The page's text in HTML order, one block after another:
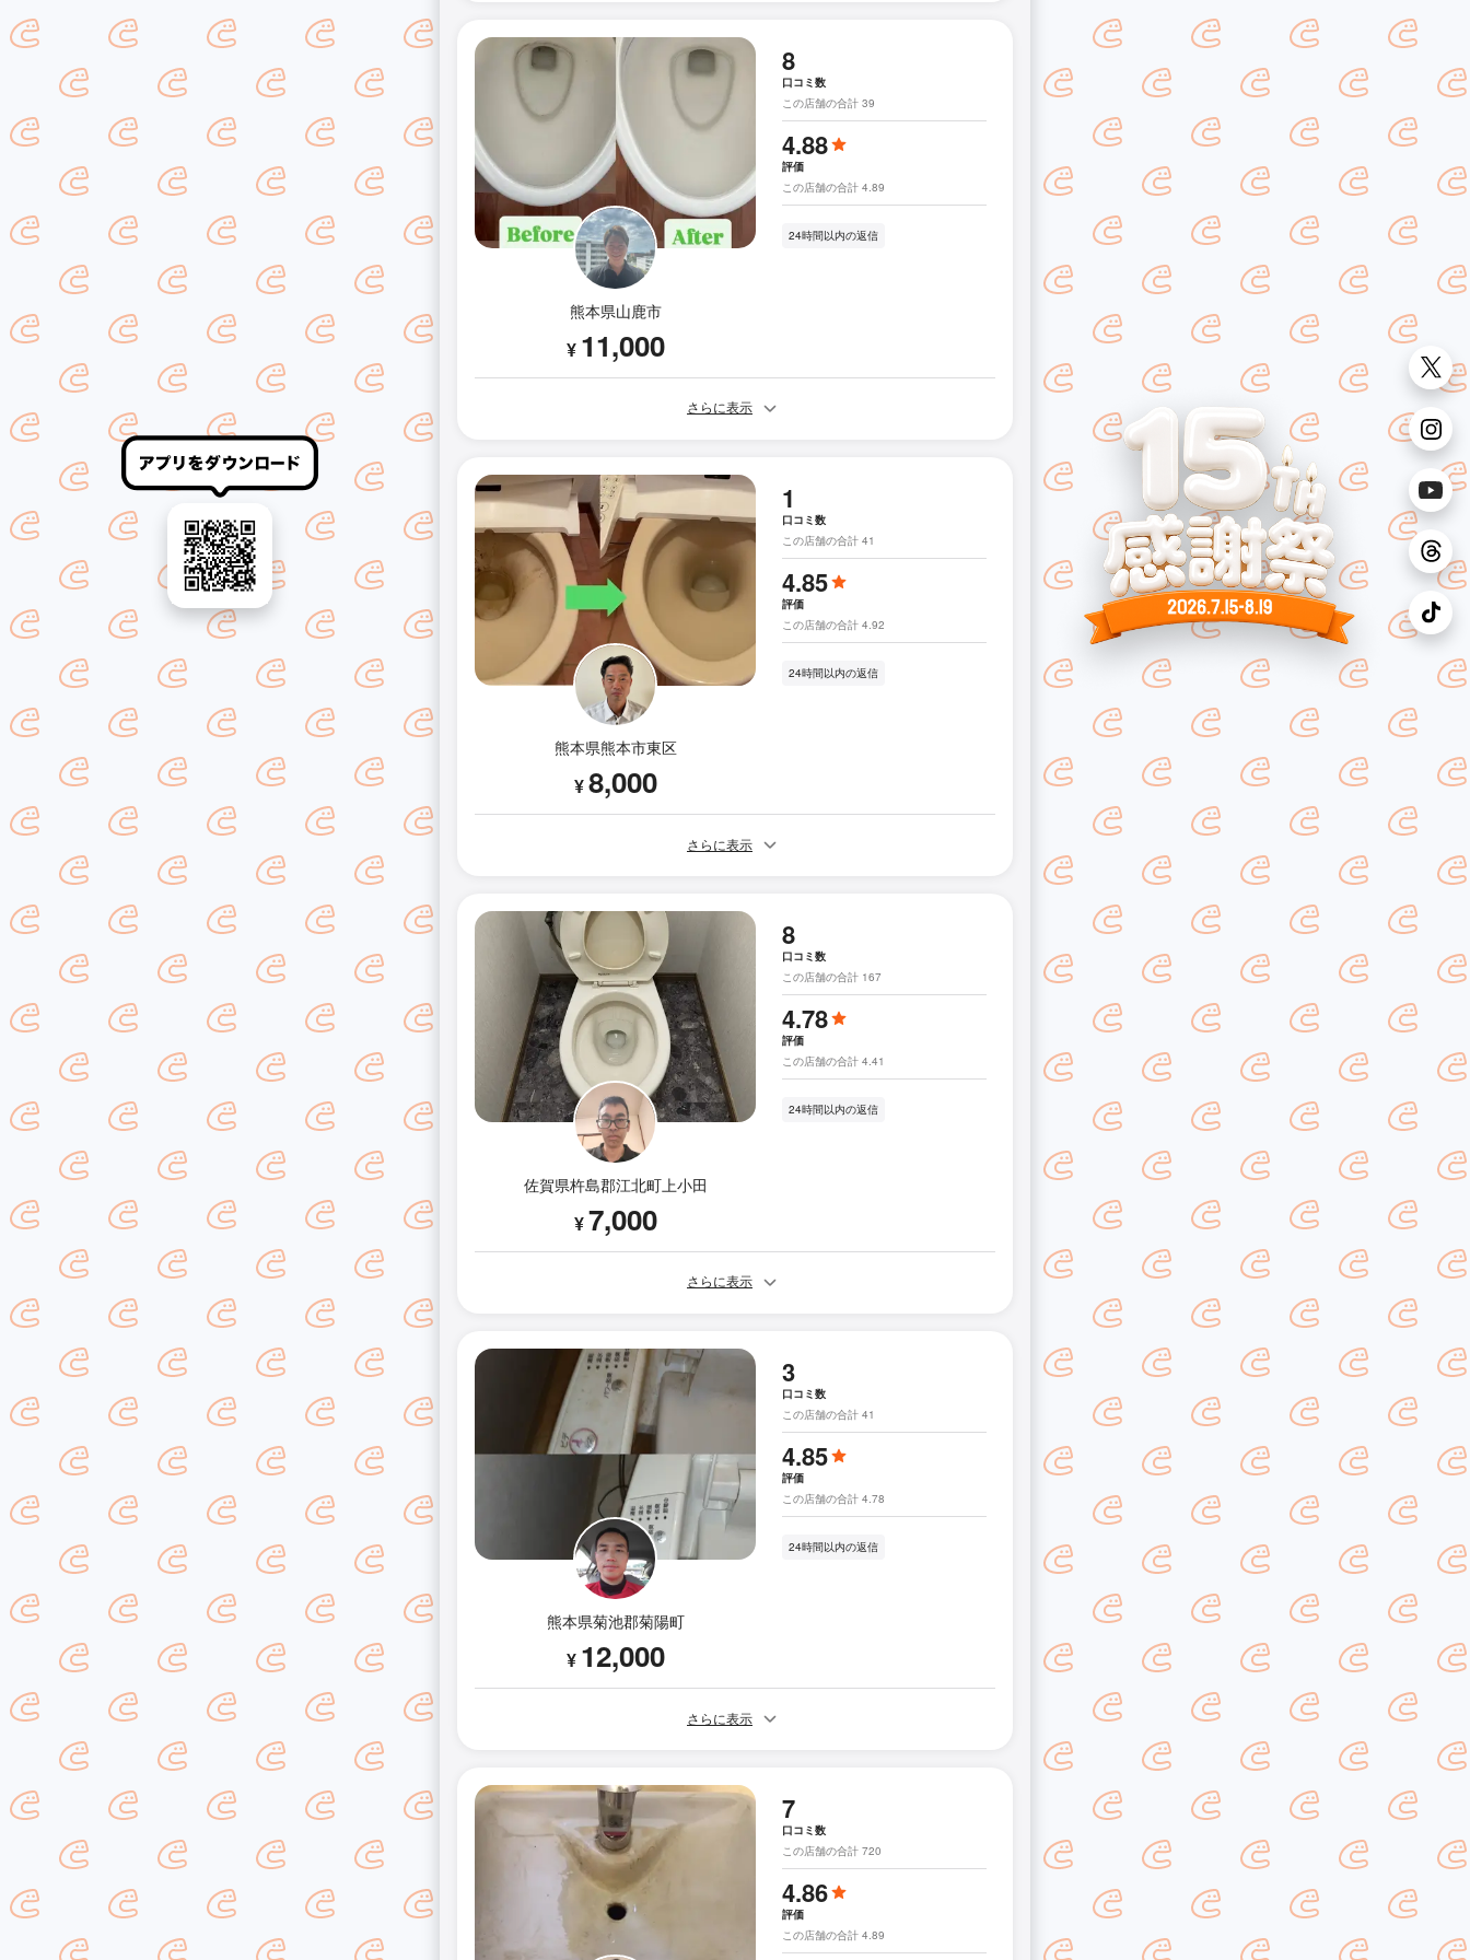
熊本県山鹿市
¥ 11,000
8
口コミ数
この店舗の合計 39
4.88
評価
この店舗の合計 4.89
24時間以内の返信
さらに表示
熊本県熊本市東区
¥8,000
1
口コミ数
この店舗の合計 41
4.85
評価
この店舗の合計 4.92
24時間以内の返信
さらに表示
佐賀県杵島郡江北町上小田
¥7,000
8
口コミ数
この店舗の合計 167
4.78
評価
この店舗の合計 4.41
24時間以内の返信
さらに表示
熊本県菊池郡菊陽町
¥ 12,000
3
口コミ数
この店舗の合計 41
4.85
評価
この店舗の合計 4.78
24時間以内の返信
さらに表示
7
口コミ数
この店舗の合計 720
4.86
評価
この店舗の合計 4.89